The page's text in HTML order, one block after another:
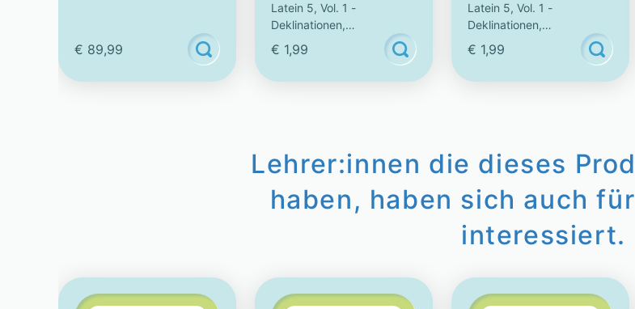
€ 89,99
INTERAKTIVES
VIDEO
Latein 5, Vol. 1 -
Deklinationen,
Konjugationen & Vokabeln
€ 1,99
LEBEN AUF DEM
FORUM -
INTERAKTIVES
VIDEO
Latein 5, Vol. 1 -
Deklinationen,
Konjugationen & Vokabeln
€ 1,99
Lehrer:innen die dieses
haben, haben sich auch
interessiert.